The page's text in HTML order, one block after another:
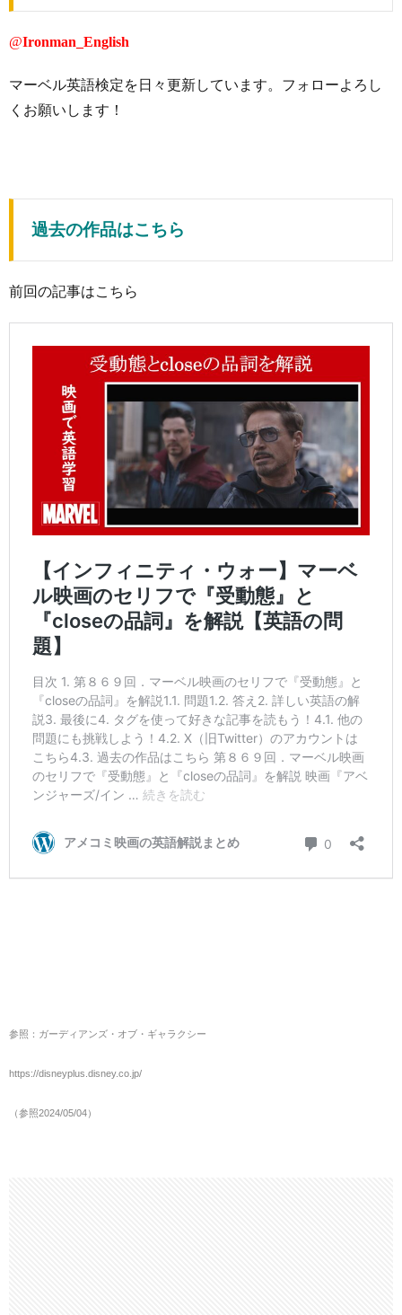
@Ironman_English
マーベル英語検定を日々更新しています。フォローよろし
くお願いします！
過去の作品はこちら
前回の記事はこちら
参照：ガーディアンズ・オブ・ギャラクシー
https://disneyplus.disney.co.jp/
（参照2024/05/04）